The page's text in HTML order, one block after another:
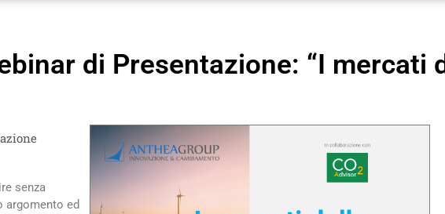
di Presentazione: “I mercati
senza
argomento ed